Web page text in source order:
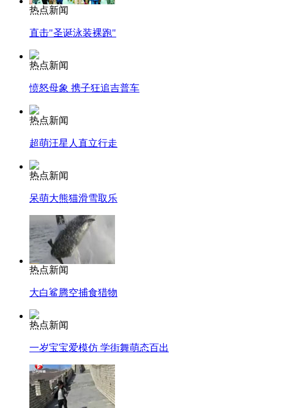
热点新闻
直击"圣诞泳装裸跑"
热点新闻
愤怒母象 携子狂追吉普车
热点新闻
超萌汪星人直立行走
热点新闻
呆萌大熊猫滑雪取乐
热点新闻
大白鲨腾空捕食猎物
热点新闻
一岁宝宝爱模仿 学街舞萌态百出